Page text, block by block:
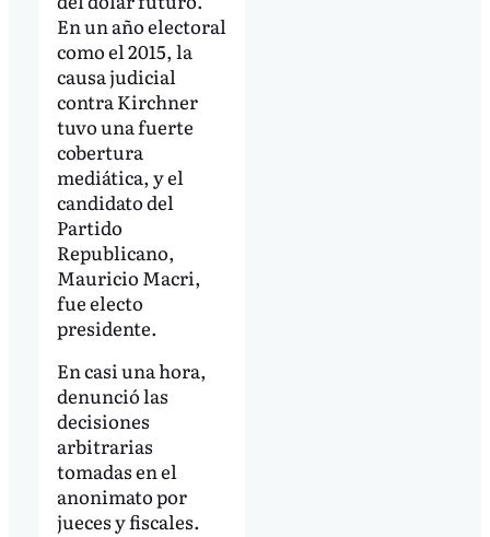
En un año electoral
como el 2015, la
causa judicial
contra Kirchner
tuvo una fuerte
cobertura
mediática, y el
candidato del
Partido
Republicano,
Mauricio Macri,
fue electo
presidente.
En casi una hora,
denunció las
decisiones
arbitrarias
tomadas en el
anonimato por
jueces y fiscales.